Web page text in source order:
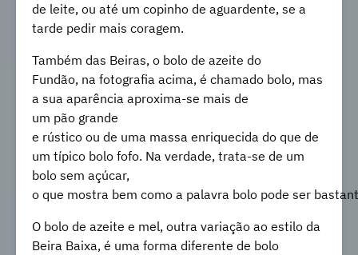
de leite, ou até um copinho de aguardente, se a
tarde pedir mais coragem.
Também das Beiras, o bolo de azeite do
Fundão, na fotografia acima, é chamado bolo, mas
a sua aparência aproxima-se mais de
um pão grande
e rústico ou de uma massa enriquecida do que de
um típico bolo fofo. Na verdade, trata-se de um
bolo sem açúcar,
o que mostra bem como a palavra bolo pode ser
O bolo de azeite e mel, outra variação ao estilo da
Beira Baixa, é uma forma diferente de bolo